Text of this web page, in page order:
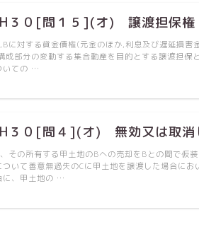
３０[問１５](オ) 譲渡担保権
に対する貸金債権(元金のほか,利息及び遅延損害
成部分の変動する集合動産を目的とする譲渡担保
いての …
３０[問４](オ) 無効又は取消
その所有する甲土地のBへの売却をBとの間で仮
ついて善意無過失のCに甲土地を譲渡した場合にお
に、甲土地の …